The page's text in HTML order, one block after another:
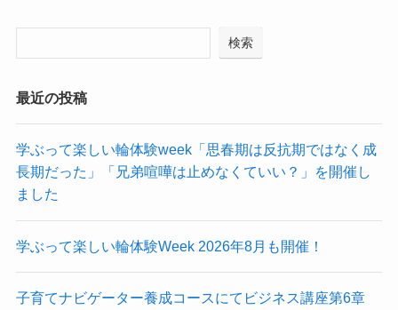
検索
最近の投稿
学ぶって楽しい輪体験week「思春期は反抗期ではなく成
長期だった」「兄弟喧嘩は止めなくていい？」を開催し
ました
学ぶって楽しい輪体験Week 2026年8月も開催！
子育てナビゲーター養成コースにてビジネス講座第6章